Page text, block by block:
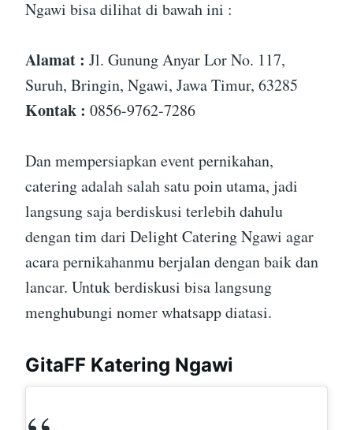
Ngawi bisa dilihat di bawah ini :
Alamat : Jl. Gunung Anyar Lor No. 117,
Suruh, Bringin, Ngawi, Jawa Timur, 63285
Kontak : 0856-9762-7286
Dan mempersiapkan event pernikahan,
catering adalah salah satu poin utama, jadi
langsung saja berdiskusi terlebih dahulu
dengan tim dari Delight Catering Ngawi agar
acara pernikahanmu berjalan dengan baik dan
lancar. Untuk berdiskusi bisa langsung
menghubungi nomer whatsapp diatasi.
GitaFF Katering Ngawi